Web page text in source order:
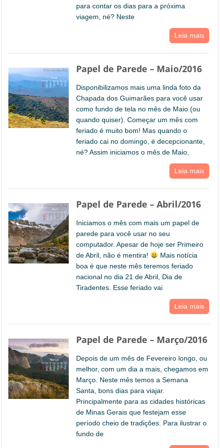
para contar os dias para a próxima
viagem, né? Neste
Leia mais
Papel de Parede – Maio/2016
Disponibilizamos mais uma linda foto da
Chapada dos Guimarães para você usar
como fundo de tela no mês de Maio (ou
quando quiser). Começar um mês com
feriado é muito bom! Mas quando o
feriado cai no domingo, é decepcionante,
né? Assim iniciamos o mês de Maio,
Leia mais
Papel de Parede – Abril/2016
Iniciamos o mês com mais um papel de
parede para você usar no seu
computador. Apesar de hoje ser Primeiro
de Abril, não é mentira!
Mais notícia
boa é que neste mês teremos feriado
nacional no dia 21 de Abril, Dia de
Tiradentes. Esse feriado vai
Leia mais
Papel de Parede – Março/2016
Depois de um mês de Fevereiro longo, ou
melhor, com um dia a mais, chegamos em
Março. Neste mês temos a Semana
Santa, bons dias para viajar.
Principalmente para as cidades históricas
de Minas Gerais que festejam esse
período cheio de tradições. Para ilustrar o
fundo de